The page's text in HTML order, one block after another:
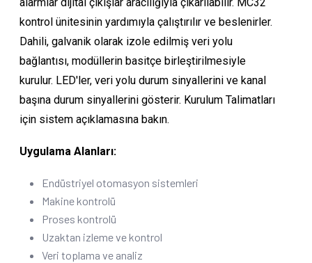
alarmlar dijital çıkışlar aracılığıyla çıkarılabilir. MC32
kontrol ünitesinin yardımıyla çalıştırılır ve beslenirler.
Dahili, galvanik olarak izole edilmiş veri yolu
bağlantısı, modüllerin basitçe birleştirilmesiyle
kurulur. LED'ler, veri yolu durum sinyallerini ve kanal
başına durum sinyallerini gösterir. Kurulum Talimatları
için sistem açıklamasına bakın.
Uygulama Alanları:
Endüstriyel otomasyon sistemleri
Makine kontrolü
Proses kontrolü
Uzaktan izleme ve kontrol
Veri toplama ve analiz